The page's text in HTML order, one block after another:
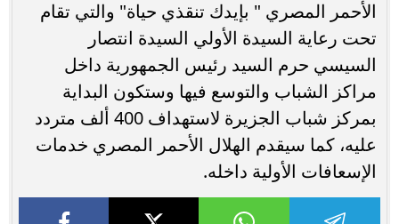
الأحمر المصري " بإيدك تنقذي حياة" والتي تقام
تحت رعاية السيدة الأولي السيدة انتصار
السيسي حرم السيد رئيس الجمهورية داخل
مراكز الشباب والتوسع فيها وستكون البداية
بمركز شباب الجزيرة لاستهداف 400 ألف متردد
عليه، كما سيقدم الهلال الأحمر المصري خدمات
الإسعافات الأولية داخله.